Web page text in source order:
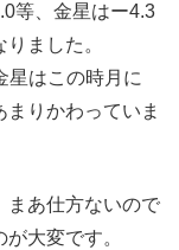
等、金星はー4.3
ました。
星はこの時月に
りかわっていま
まあ仕方ないので
大変です。